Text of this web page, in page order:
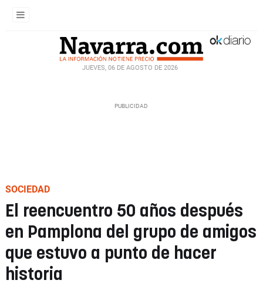
JUEVES, 06 DE AGOSTO DE 2026
SOCIEDAD
El reencuentro 50 años después
en Pamplona del grupo de amigos
que estuvo a punto de hacer
historia